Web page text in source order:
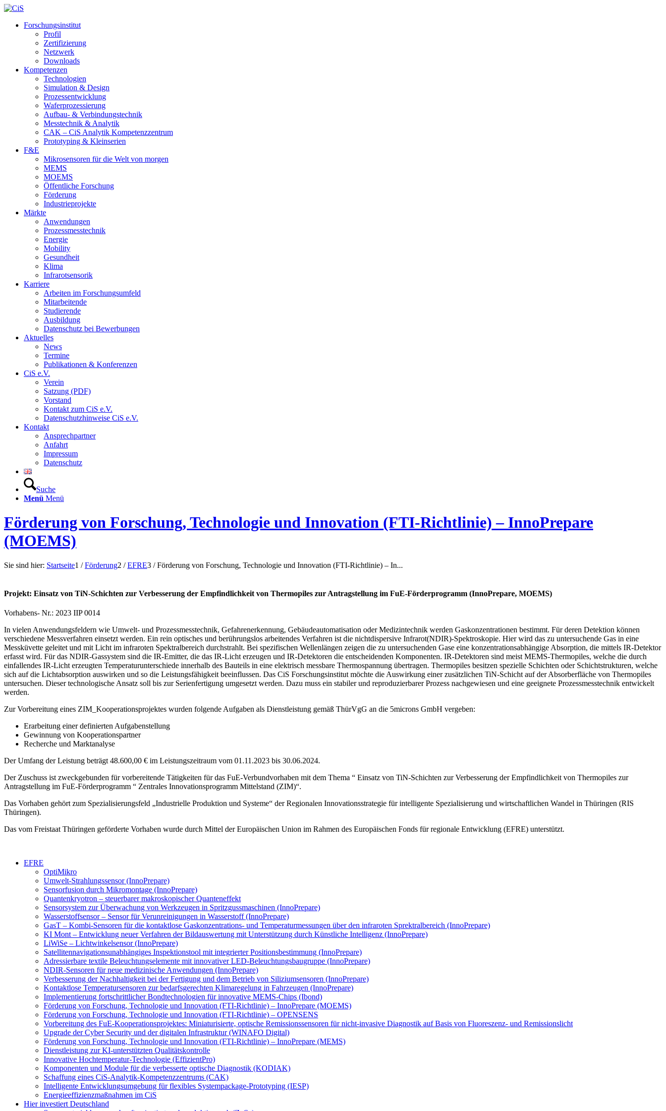
Forschungsinstitut
Profil
Zertifizierung
Netzwerk
Downloads
Kompetenzen
Technologien
Simulation & Design
Prozessentwicklung
Waferprozessierung
Aufbau- & Verbindungstechnik
Messtechnik & Analytik
CAK – CiS Analytik Kompetenzzentrum
Prototyping & Kleinserien
F&E
Mikrosensoren für die Welt von morgen
MEMS
MOEMS
Öffentliche Forschung
Förderung
Industrieprojekte
Märkte
Anwendungen
Prozessmesstechnik
Energie
Mobility
Gesundheit
Klima
Infrarotsensorik
Karriere
Arbeiten im Forschungsumfeld
Mitarbeitende
Studierende
Ausbildung
Datenschutz bei Bewerbungen
Aktuelles
News
Termine
Publikationen & Konferenzen
CiS e.V.
Verein
Satzung (PDF)
Vorstand
Kontakt zum CiS e.V.
Datenschutzhinweise CiS e.V.
Kontakt
Ansprechpartner
Anfahrt
Impressum
Datenschutz
Suche
Menü Menü
Förderung von Forschung, Technologie und Innovation (FTI-Richtlinie) – InnoPrepare
(MOEMS)
Sie sind hier: Startseite1 / Förderung2 / EFRE3 / Förderung von Forschung, Technologie und Innovation (FTI-Richtlinie) – In...
Projekt: Einsatz von TiN-Schichten zur Verbesserung der Empfindlichkeit von Thermopiles zur Antragstellung im FuE-Förderprogramm (InnoPrepare, MOEMS)
Vorhabens- Nr.: 2023 IIP 0014
In vielen Anwendungsfeldern wie Umwelt- und Prozessmesstechnik, Gefahrenerkennung, Gebäudeautomatisation oder Medizintechnik werden Gaskonzentrationen bestimmt. Für deren Detektion können
verschiedene Messverfahren einsetzt werden. Ein rein optisches und berührungslos arbeitendes Verfahren ist die nichtdispersive Infrarot(NDIR)-Spektroskopie. Hier wird das zu untersuchende Gas in eine
Messküvette geleitet und mit Licht im infraroten Spektralbereich durchstrahlt. Bei spezifischen Wellenlängen zeigen die zu untersuchenden Gase eine konzentrationsabhängige Absorption, die mittels IR-Detektor
erfasst wird. Für das NDIR-Gassystem sind die IR-Emitter, die das IR-Licht erzeugen und IR-Detektoren die entscheidenden Komponenten. IR-Detektoren sind meist MEMS-Thermopiles, welche die durch
einfallendes IR-Licht erzeugten Temperaturunterschiede innerhalb des Bauteils in eine elektrisch messbare Thermospannung übertragen. Thermopiles besitzen spezielle Schichten oder Schichtstrukturen, welche
sich auf die Lichtabsorption auswirken und so die Leistungsfähigkeit beeinflussen. Das CiS Forschungsinstitut möchte die Auswirkung einer zusätzlichen TiN-Schicht auf der Absorberfläche von Thermopiles
untersuchen. Dieser technologische Ansatz soll bis zur Serienfertigung umgesetzt werden. Dazu muss ein stabiler und reproduzierbarer Prozess nachgewiesen und eine geeignete Prozessmesstechnik entwickelt
werden.
Zur Vorbereitung eines ZIM_Kooperationsprojektes wurden folgende Aufgaben als Dienstleistung gemäß ThürVgG an die 5microns GmbH vergeben:
Erarbeitung einer definierten Aufgabenstellung
Gewinnung von Kooperationspartner
Recherche und Marktanalyse
Der Umfang der Leistung beträgt 48.600,00 € im Leistungszeitraum vom 01.11.2023 bis 30.06.2024.
Der Zuschuss ist zweckgebunden für vorbereitende Tätigkeiten für das FuE-Verbundvorhaben mit dem Thema “ Einsatz von TiN-Schichten zur Verbesserung der Empfindlichkeit von Thermopiles zur
Antragstellung im FuE-Förderprogramm “ Zentrales Innovationsprogramm Mittelstand (ZIM)“.
Das Vorhaben gehört zum Spezialisierungsfeld „Industrielle Produktion und Systeme“ der Regionalen Innovationsstrategie für intelligente Spezialisierung und wirtschaftlichen Wandel in Thüringen (RIS
Thüringen).
Das vom Freistaat Thüringen geförderte Vorhaben wurde durch Mittel der Europäischen Union im Rahmen des Europäischen Fonds für regionale Entwicklung (EFRE) unterstützt.
EFRE
OptiMikro
Umwelt-Strahlungssensor (InnoPrepare)
Sensorfusion durch Mikromontage (InnoPrepare)
Quantenkryotron – steuerbarer makroskopischer Quanteneffekt
Sensorsystem zur Überwachung von Werkzeugen in Spritzgussmaschinen (InnoPrepare)
Wasserstoffsensor – Sensor für Verunreinigungen in Wasserstoff (InnoPrepare)
GasT – Kombi-Sensoren für die kontaktlose Gaskonzentrations- und Temperaturmessungen über den infraroten Sprektralbereich (InnoPrepare)
KI Mont – Entwicklung neuer Verfahren der Bildauswertung mit Unterstützung durch Künstliche Intelligenz (InnoPrepare)
LiWiSe – Lichtwinkelsensor (InnoPrepare)
Satellitennavigationsunabhängiges Inspektionstool mit integrierter Positionsbestimmung (InnoPrepare)
Adressierbare textile Beleuchtungselemente mit innovativer LED-Beleuchtungsbaugruppe (InnoPrepare)
NDIR-Sensoren für neue medizinische Anwendungen (InnoPrepare)
Verbesserung der Nachhaltigkeit bei der Fertigung und dem Betrieb von Siliziumsensoren (InnoPrepare)
Kontaktlose Temperatursensoren zur bedarfsgerechten Klimaregelung in Fahrzeugen (InnoPrepare)
Implementierung fortschrittlicher Bondtechnologien für innovative MEMS-Chips (Ibond)
Förderung von Forschung, Technologie und Innovation (FTI-Richtlinie) – InnoPrepare (MOEMS)
Förderung von Forschung, Technologie und Innovation (FTI-Richtlinie) – OPENSENS
Vorbereitung des FuE-Kooperationsprojektes: Miniaturisierte, optische Remissionssensoren für nicht-invasive Diagnostik auf Basis von Fluoreszenz- und Remissionslicht
Upgrade der Cyber Security und der digitalen Infrastruktur (WINAFO Digital)
Förderung von Forschung, Technologie und Innovation (FTI-Richtlinie) – InnoPrepare (MEMS)
Dienstleistung zur KI-unterstützten Qualitätskontrolle
Innovative Hochtemperatur-Technologie (EffizientPro)
Komponenten und Module für die verbesserte optische Diagnostik (KODIAK)
Schaffung eines CiS-Analytik-Kompetenzzentrums (CAK)
Intelligente Entwicklungsumgebung für flexibles Systempackage-Prototyping (IESP)
Energieeffizienzmaßnahmen im CiS
Hier investiert Deutschland